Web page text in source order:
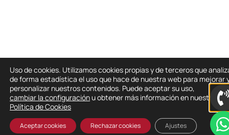
Uso de cookies. Utilizamos cookies propias y de terceros que
de forma estadística el uso que hace de nuestra web para mejorar
personalizar nuestros contenidos. Puede aceptar su uso,
cambiar la configuraciónu obtener más información en nuestra
Política de Cookies
Aceptar cookies Rechazar cookies Ajustes